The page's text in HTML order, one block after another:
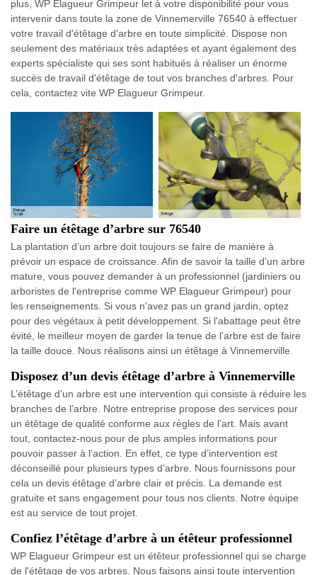
plus, WP Elagueur Grimpeur let à votre disponibilité pour vous
intervenir dans toute la zone de Vinnemerville 76540 à effectuer
votre travail d'étêtage d'arbre en toute simplicité. Dispose non
seulement des matériaux très adaptées et ayant également des
experts spécialiste qui ses sont habitués à réaliser un énorme
succès de travail d'étêtage de tout vos branches d'arbres. Pour
cela, contactez vite WP Elagueur Grimpeur.
Faire un étêtage d’arbre sur 76540
La plantation d’un arbre doit toujours se faire de manière à
prévoir un espace de croissance. Afin de savoir la taille d'un arbre
mature, vous pouvez demander à un professionnel (jardiniers ou
arboristes de l'entreprise comme WP Elagueur Grimpeur) pour
les renseignements. Si vous n'avez pas un grand jardin, optez
pour des végétaux à petit développement. Si l'abattage peut être
évité, le meilleur moyen de garder la tenue de l'arbre est de faire
la taille douce. Nous réalisons ainsi un étêtage à Vinnemerville.
Disposez d’un devis étêtage d’arbre à Vinnemerville
L’étêtage d’un arbre est une intervention qui consiste à réduire les
branches de l’arbre. Notre entreprise propose des services pour
un étêtage de qualité conforme aux règles de l’art. Mais avant
tout, contactez-nous pour de plus amples informations pour
pouvoir passer à l’action. En effet, ce type d’intervention est
déconseillé pour plusieurs types d’arbre. Nous fournissons pour
cela un devis étêtage d’arbre clair et précis. La demande est
gratuite et sans engagement pour tous nos clients. Notre équipe
est au service de tout projet.
Confiez l’étêtage d’arbre à un étêteur professionnel
WP Elagueur Grimpeur est un étêteur professionnel qui se charge
de l'étêtage de vos arbres. Nous faisons ainsi toute intervention